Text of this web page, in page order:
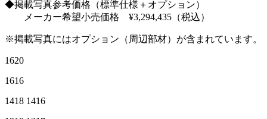
◆掲載写真参考価格（標準仕様＋オプション）
メーカー希望小売価格 ¥3,294,435（税込）
※掲載写真にはオプション（周辺部材）が含まれています。
1620
1616
1418 1416